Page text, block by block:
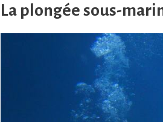
La plongée sous-